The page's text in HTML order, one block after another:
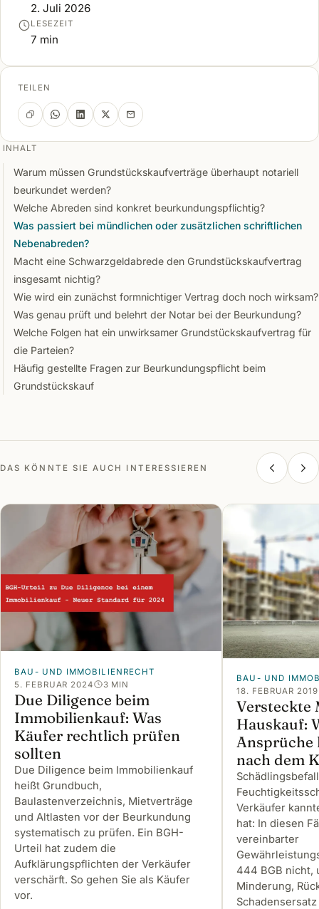
2. Juli 2026
LESEZEIT
7 min
TEILEN
INHALT
Warum müssen Grundstückskaufverträge überhaupt notariell
beurkundet werden?
Welche Abreden sind konkret beurkundungspflichtig?
Was passiert bei mündlichen oder zusätzlichen schriftlichen
Nebenabreden?
Macht eine Schwarzgeldabrede den Grundstückskaufvertrag
insgesamt nichtig?
Wie wird ein zunächst formnichtiger Vertrag doch noch wirksam?
Was genau prüft und belehrt der Notar bei der Beurkundung?
Welche Folgen hat ein unwirksamer Grundstückskaufvertrag für
die Parteien?
Häufig gestellte Fragen zur Beurkundungspflicht beim
Grundstückskauf
DAS KÖNNTE SIE AUCH INTERESSIEREN
BAU- UND IMMOBILIENRECHT
5. FEBRUAR 2024
3 MIN
Due Diligence beim
Immobilienkauf: Was
Käufer rechtlich prüfen
sollten
Due Diligence beim Immobilienkauf
heißt Grundbuch,
Baulastenverzeichnis, Mietverträge
und Altlasten vor der Beurkundung
systematisch zu prüfen. Ein BGH-
Urteil hat zudem die
Aufklärungspflichten der Verkäufer
verschärft. So gehen Sie als Käufer
vor.
BAU- UND
18. FEBRUAR 2019
Versteckte
Hauskauf:
Ansprüche
nach dem
Verkäufer
hat: In diesen
vereinbarter
444 BGB nicht,
Minderung,